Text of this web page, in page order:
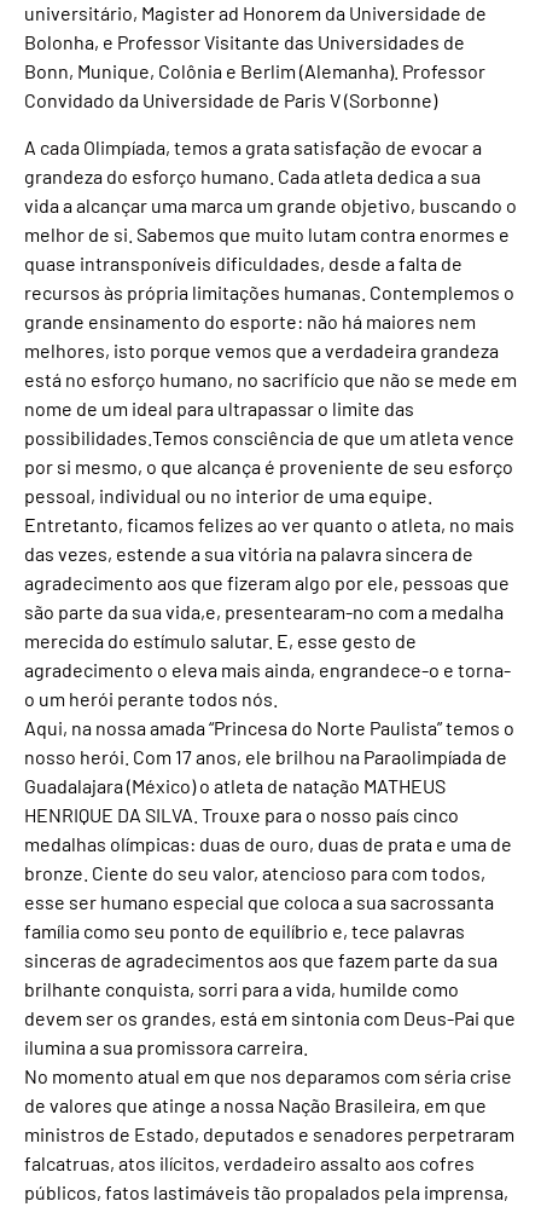
universitário, Magister ad Honorem da Universidade de
Bolonha, e Professor Visitante das Universidades de
Bonn, Munique, Colônia e Berlim (Alemanha). Professor
Convidado da Universidade de Paris V (Sorbonne)
A cada Olimpíada, temos a grata satisfação de evocar a
grandeza do esforço humano. Cada atleta dedica a sua
vida a alcançar uma marca um grande objetivo, buscando o
melhor de si. Sabemos que muito lutam contra enormes e
quase intransponíveis dificuldades, desde a falta de
recursos às própria limitações humanas. Contemplemos o
grande ensinamento do esporte: não há maiores nem
melhores, isto porque vemos que a verdadeira grandeza
está no esforço humano, no sacrifício que não se mede em
nome de um ideal para ultrapassar o limite das
possibilidades.Temos consciência de que um atleta vence
por si mesmo, o que alcança é proveniente de seu esforço
pessoal, individual ou no interior de uma equipe.
Entretanto, ficamos felizes ao ver quanto o atleta, no mais
das vezes, estende a sua vitória na palavra sincera de
agradecimento aos que fizeram algo por ele, pessoas que
são parte da sua vida,e, presentearam-no com a medalha
merecida do estímulo salutar. E, esse gesto de
agradecimento o eleva mais ainda, engrandece-o e torna-
o um herói perante todos nós.
Aqui, na nossa amada “Princesa do Norte Paulista” temos o
nosso herói. Com 17 anos, ele brilhou na Paraolimpíada de
Guadalajara (México) o atleta de natação MATHEUS
HENRIQUE DA SILVA. Trouxe para o nosso país cinco
medalhas olímpicas: duas de ouro, duas de prata e uma de
bronze. Ciente do seu valor, atencioso para com todos,
esse ser humano especial que coloca a sua sacrossanta
família como seu ponto de equilíbrio e, tece palavras
sinceras de agradecimentos aos que fazem parte da sua
brilhante conquista, sorri para a vida, humilde como
devem ser os grandes, está em sintonia com Deus-Pai que
ilumina a sua promissora carreira.
No momento atual em que nos deparamos com séria crise
de valores que atinge a nossa Nação Brasileira, em que
ministros de Estado, deputados e senadores perpetraram
falcatruas, atos ilícitos, verdadeiro assalto aos cofres
públicos, fatos lastimáveis tão propalados pela imprensa,